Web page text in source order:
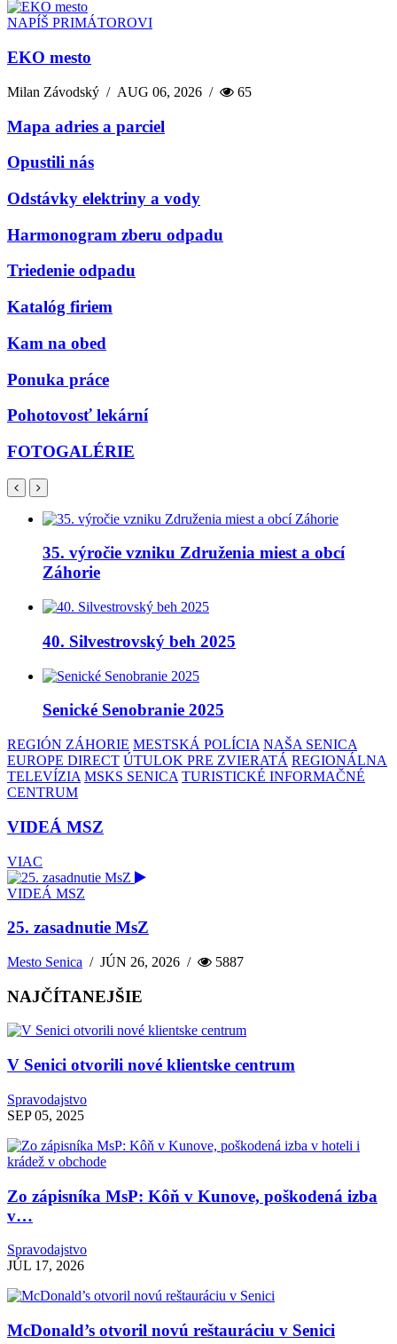
NAPÍŠ PRIMÁTOROVI
EKO mesto
Milan Závodský /AUG 06, 2026 / 65
Mapa adries a parciel
Opustili nás
Odstávky elektriny a vody
Harmonogram zberu odpadu
Triedenie odpadu
Katalóg firiem
Kam na obed
Ponuka práce
Pohotovosť lekární
FOTOGALÉRIE
35. výročie vzniku Združenia miest a obcí
Záhorie
40. Silvestrovský beh 2025
Senické Senobranie 2025
REGIÓN ZÁHORIE MESTSKÁ POLÍCIA NAŠA SENICA
EUROPE DIRECT ÚTULOK PRE ZVIERATÁ REGIONÁLNA
TELEVÍZIA MSKS SENICA TURISTICKÉ INFORMAČNÉ
CENTRUM
VIDEÁ MSZ
VIAC
VIDEÁ MSZ
25. zasadnutie MsZ
Mesto Senica /JÚN 26, 2026 / 5887
NAJČÍTANEJŠIE
V Senici otvorili nové klientske centrum
Spravodajstvo
SEP 05, 2025
Zo zápisníka MsP: Kôň v Kunove, poškodená izba
v…
Spravodajstvo
JÚL 17, 2026
McDonald’s otvoril novú reštauráciu v Senici